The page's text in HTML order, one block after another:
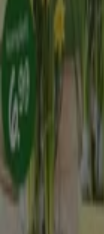
Was wir machen
Business-
Nachrichten und
Mit uns arbeiten
Kontakt aufnehmen
Marketing- und
Geschäft falsch
Wöchentliches
Technische